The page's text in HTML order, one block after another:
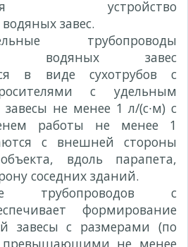
устройство
завес.
трубопроводы
водяных завес
в виде сухотрубов с
с удельным
не менее 1 л/(с∙м) с
работы не менее 1
с внешней стороны
вдоль парапета,
соседних зданий.
трубопроводов с
формирование
завесы с размерами (по
превышающими не менее